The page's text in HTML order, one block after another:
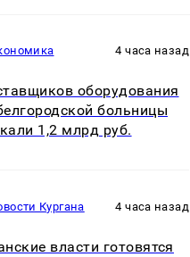
4 часа назад
оборудования
больницы
1,2 млрд руб.
Кургана 4 часа назад
власти готовятся